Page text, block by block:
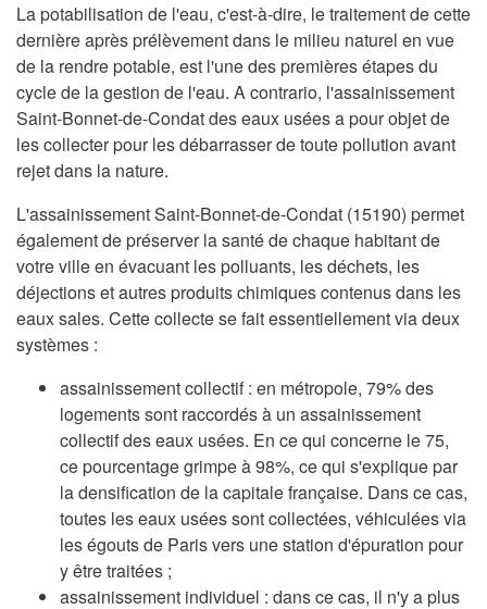
La potabilisation de l'eau, c'est-à-dire, le traitement de cette
dernière après prélèvement dans le milieu naturel en vue
de la rendre potable, est l'une des premières étapes du
cycle de la gestion de l'eau. A contrario, l'assainissement
Saint-Bonnet-de-Condat des eaux usées a pour objet de
les collecter pour les débarrasser de toute pollution avant
rejet dans la nature.
L'assainissement Saint-Bonnet-de-Condat (15190) permet
également de préserver la santé de chaque habitant de
votre ville en évacuant les polluants, les déchets, les
déjections et autres produits chimiques contenus dans les
eaux sales. Cette collecte se fait essentiellement via deux
systèmes :
assainissement collectif : en métropole, 79% des
logements sont raccordés à un assainissement
collectif des eaux usées. En ce qui concerne le 75,
ce pourcentage grimpe à 98%, ce qui s'explique par
la densification de la capitale française. Dans ce cas,
toutes les eaux usées sont collectées, véhiculées via
les égouts de Paris vers une station d'épuration pour
y être traitées ;
assainissement individuel : dans ce cas, il n'y a plus